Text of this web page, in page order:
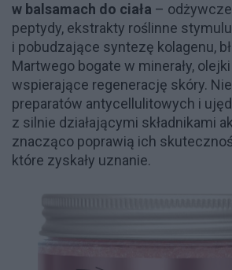
w balsamach do ciała –
peptydy, ekstrakty roślinne
i pobudzające syntezę kolagenu,
Martwego bogate w minerały,
wspierające regenerację skóry.
preparatów antycellulitowych i
z silnie działającymi składnikami
znacząco poprawią ich
które zyskały uznanie.